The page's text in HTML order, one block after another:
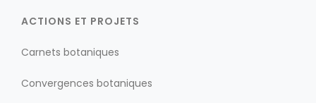
ACTIONS ET PROJETS
Carnets botaniques
Convergences botaniques